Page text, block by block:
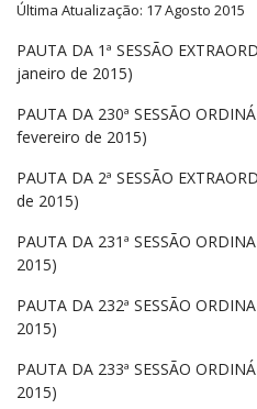
Última Atualização: 17 Agosto 2015
PAUTA DA 1ª SESSÃO
janeiro de 2015)
PAUTA DA 230ª SESSÃO
fevereiro de 2015)
PAUTA DA 2ª SESSÃO
de 2015)
PAUTA DA 231ª SESSÃO
2015)
PAUTA DA 232ª SESSÃO
2015)
PAUTA DA 233ª SESSÃO
2015)